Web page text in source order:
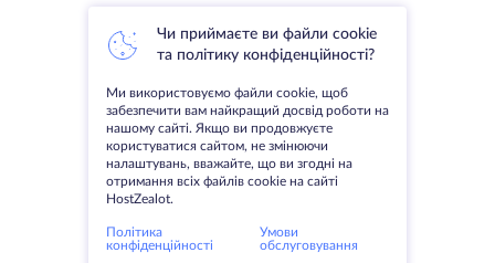
Чи приймаєте ви файли cookie
та політику конфіденційності?
Ми використовуємо файли cookie, щоб
забезпечити вам найкращий досвід роботи на
нашому сайті. Якщо ви продовжуєте
користуватися сайтом, не змінюючи
налаштувань, вважайте, що ви згодні на
отримання всіх файлів cookie на сайті
HostZealot.
Політика
конфіденційності
Умови
обслуговування